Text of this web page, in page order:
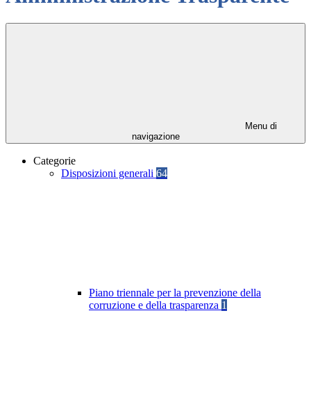
Menu di
navigazione
Categorie
Disposizioni generali 64
Piano triennale per la prevenzione della
corruzione e della trasparenza 1